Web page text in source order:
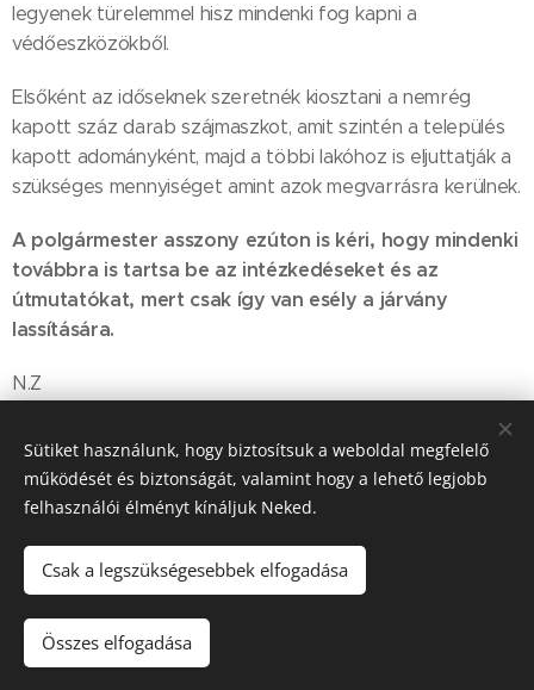
legyenek türelemmel hisz mindenki fog kapni a
védőeszközökből.
Elsőként az időseknek szeretnék kiosztani a nemrég
kapott száz darab szájmaszkot, amit szintén a település
kapott adományként, majd a többi lakóhoz is eljuttatják a
szükséges mennyiséget amint azok megvarrásra kerülnek.
A polgármester asszony ezúton is kéri, hogy mindenki
továbbra is tartsa be az intézkedéseket és az
útmutatókat, mert csak így van esély a járvány
lassítására.
N.Z
2022. Szápár Község Önkormányzata © Minden jog fenntartva.
Sütiket használunk, hogy biztosítsuk a weboldal megfelelő
működését és biztonságát, valamint hogy a lehető legjobb
felhasználói élményt kínáljuk Neked.
Csak a legszükségesebbek elfogadása
Összes elfogadása